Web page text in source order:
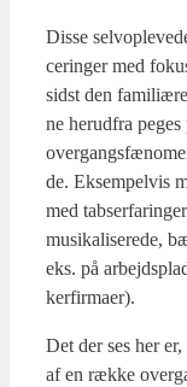
Dis­se
ce­rin­ger med
sidst den
ne her­ud­fra
de. Eksem­pel­vis
med
musi­ka­li­se­re­de,
eks. på
ker­fir­ma­er).
Det der ses her
af en ræk­ke